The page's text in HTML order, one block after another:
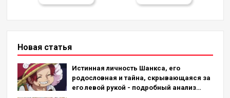
Новая статья
Истинная личность Шанкса, его
родословная и тайна, скрывающаяся за
его левой рукой - подробный анализ